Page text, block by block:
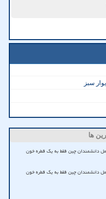
سبز
ها
قابل حمل دانشمندان چین فقط به یک قطره خون
قابل حمل دانشمندان چین فقط به یک قطره خون